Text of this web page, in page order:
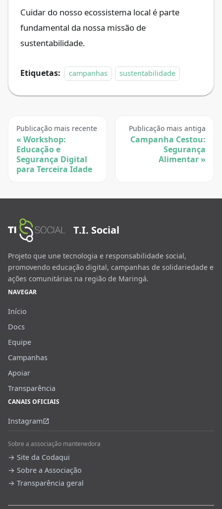
Cuidar do nosso ecossistema local é parte
fundamental da nossa missão de
sustentabilidade.
Etiquetas: campanhas sustentabilidade
Publicação mais recente
Workshop:
Educação e
Segurança Digital
para Terceira Idade
Publicação mais antiga
Campanha Cestou:
Segurança
Alimentar
T.I. Social
Projeto que une tecnologia e responsabilidade social,
promovendo educação digital, campanhas de solidariedade e
ações comunitárias na região de Maringá.
NAVEGAR
Início
Docs
Equipe
Campanhas
Apoiar
Transparência
CANAIS OFICIAIS
Instagram
Sobre a associação mantenedora
→ Site da Codaqui
→ Sobre a Associação
→ Transparência geral